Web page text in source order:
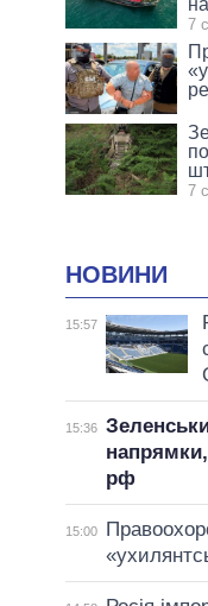
7
7
НОВИНИ
15:57
15:36
рф
15:00